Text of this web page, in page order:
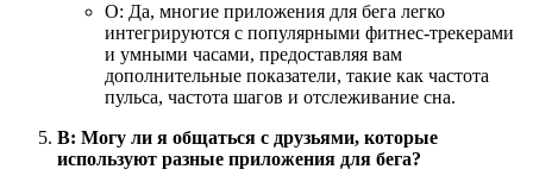
О: Да, многие приложения для бега легко
интегрируются с популярными фитнес-трекерами
и умными часами, предоставляя вам
дополнительные показатели, такие как частота
пульса, частота шагов и отслеживание сна.
В: Могу ли я общаться с друзьями, которые
используют разные приложения для бега?